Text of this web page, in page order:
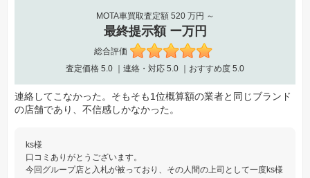
MOTA車買取査定額 520 万円 ～
最終提示額 ー万円
総合評価
査定価格 5.0 ｜連絡・対応 5.0 ｜おすすめ度 5.0
連絡してこなかった。そもそも1位概算額の業者と同じブランド
の店舗であり、不信感しかなかった。
ks様
口コミありがとうございます。
今回グループ店と入札が被っており、その人間の上司として一度ks様